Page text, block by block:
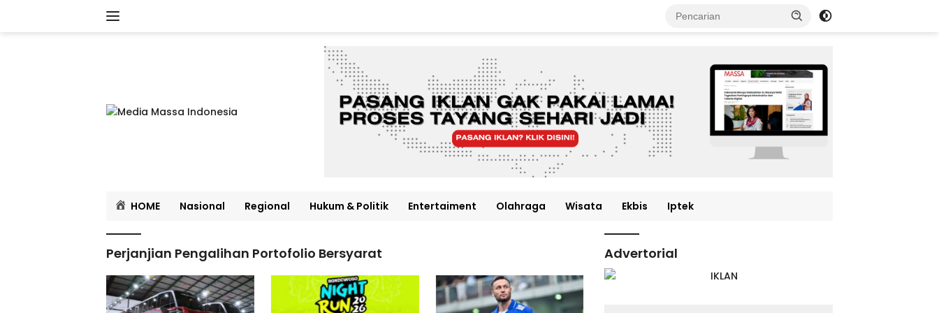
HOME Nasional Regional Hukum & Politik Entertaiment Olahraga Wisata Ekbis Iptek
Perjanjian Pengalihan Portofolio Bersyarat Advertorial